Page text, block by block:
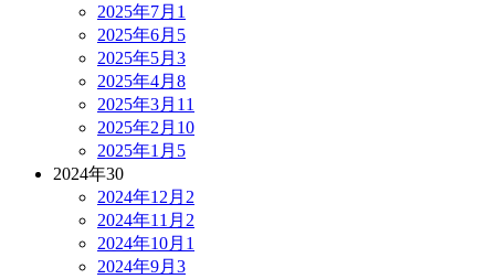
2025年7月 1
2025年6月 5
2025年5月 3
2025年4月 8
2025年3月 11
2025年2月 10
2025年1月 5
2024年30
2024年12月 2
2024年11月 2
2024年10月 1
2024年9月 3